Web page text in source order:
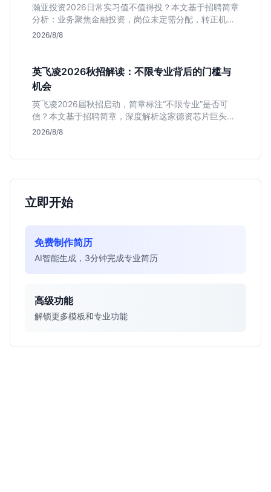
瀚亚投资2026日常实习值不值得投？本文基于招聘简章
分析：业务聚焦金融投资，岗位未定需分配，转正机会
不明确。适合急需上海高含金量实习证明、想接触真实
2026/8/8
英飞凌2026秋招解读：不限专业背后的门槛与
机会
英飞凌2026届秋招启动，简章标注“不限专业”是否可
信？本文基于招聘简章，深度解析这家德资芯片巨头的
行业地位、校招真实门槛及投递策略，助你判断是否值
2026/8/8
立即开始
免费制作简历
AI智能生成，3分钟完成专业简历
高级功能
解锁更多模板和专业功能